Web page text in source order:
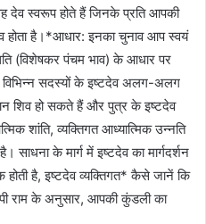
देव स्वरूप होते हैं जिनके प्रति आपकी
होता है।*आधार: इनका चुनाव आप स्वयं
(विशेषकर पंचम भाव) के आधार पर
विभिन्न सदस्यों के इष्टदेव अलग-अलग
शिव हो सकते हैं और पुत्र के इष्टदेव
शांति, व्यक्तिगत आध्यात्मिक उन्नति
साधना के मार्ग में इष्टदेव का मार्गदर्शन
होती है, इष्टदेव व्यक्तिगत* कैसे जानें कि
राम के अनुसार, आपकी कुंडली का